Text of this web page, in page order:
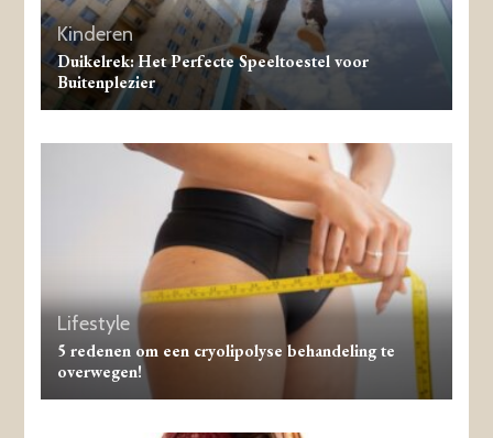
Kinderen
Duikelrek: Het Perfecte Speeltoestel voor
Buitenplezier
Lifestyle
5 redenen om een cryolipolyse behandeling te
overwegen!